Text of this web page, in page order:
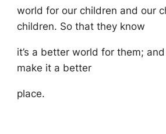
world for our children and our
children. So that they know
it’s a better world for them;
make it a better
place.